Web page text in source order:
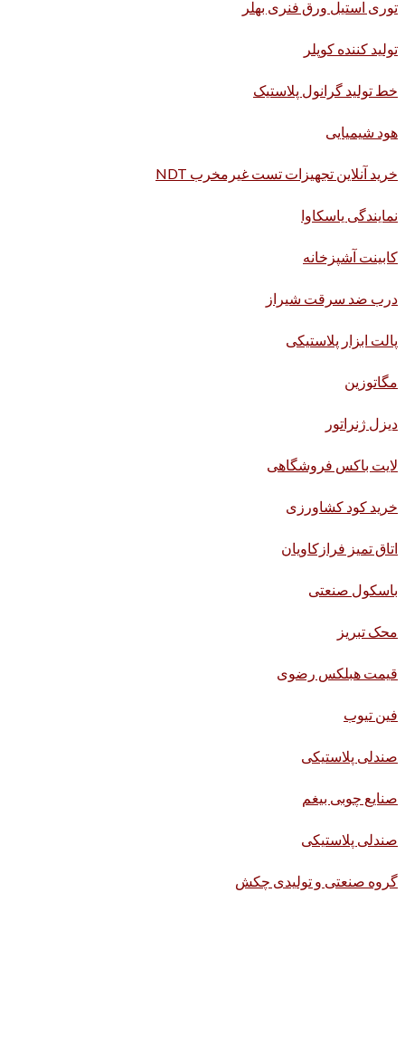
توری استیل ورق فنری بهلر
تولید کننده کوپلر
خط تولید گرانول پلاستیک
هود شیمیایی
خرید آنلاین تجهیزات تست غیرمخرب NDT
نمایندگی یاسکاوا
کابینت آشپزخانه
درب ضد سرقت شیراز
پالت ابزار پلاستیکی
مگاتوزین
دیزل ژنراتور
لایت باکس فروشگاهی
خرید کود کشاورزی
اتاق تمیز فرازکاویان
باسکول صنعتی
محک تبریز
قیمت هبلکس رضوی
فین تیوب
صندلی پلاستیکی
صنایع چوبی بیغم
صندلی پلاستیکی
گروه صنعتی و تولیدی چکش